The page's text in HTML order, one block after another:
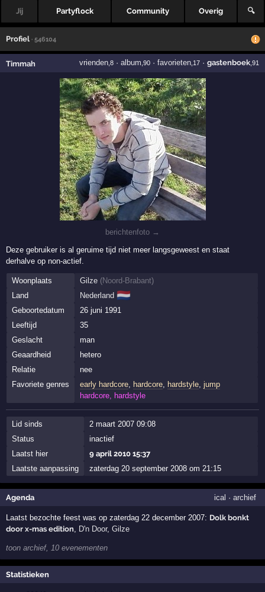
Jij Partyflock Community Overig 🔍
Profiel · 546104
Timmah vrienden,8· album ,90· favorieten,17· gastenboek,91
berichtenfoto →
Deze gebruiker is al geruime tijd niet meer langsgeweest en staat
derhalve op non-actief.
Woonplaats Gilze (Noord-Brabant)
Land
Nederland 🇳🇱
Geboortedatum
26 juni 1991
Leeftijd
35
Geslacht
man
Geaardheid
hetero
Relatie
nee
Favoriete genres
early hardcore, hardcore, hardstyle, jump
hardcore, hardstyle
Lid sinds
2 maart 2007 09:08
Status
inactief
Laatst hier
9 april 2010 15:37
Laatste aanpassing
zaterdag 20 september 2008 om 21:15
Agenda ical · archief
Laatst bezochte feest was op zaterdag 22 december 2007: Dolk bonkt
door x-mas edition, D'n Door,Gilze
toon archief, 10 evenementen
Statistieken